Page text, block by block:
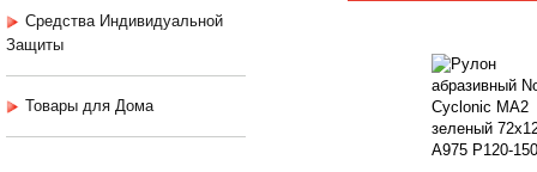
Средства Индивидуальной
Защиты
Товары для Дома